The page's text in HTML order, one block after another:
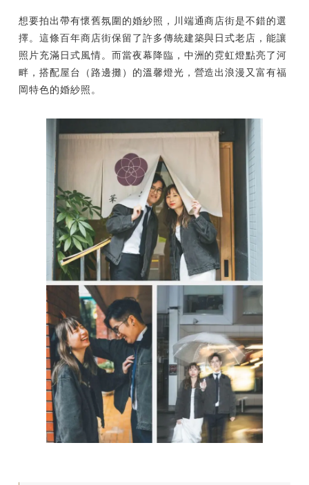
想要拍出帶有懷舊氛圍的婚紗照，川端通商店街是不錯的選
擇。這條百年商店街保留了許多傳統建築與日式老店，能讓
照片充滿日式風情。而當夜幕降臨，中洲的霓虹燈點亮了河
畔，搭配屋台（路邊攤）的溫馨燈光，營造出浪漫又富有福
岡特色的婚紗照。